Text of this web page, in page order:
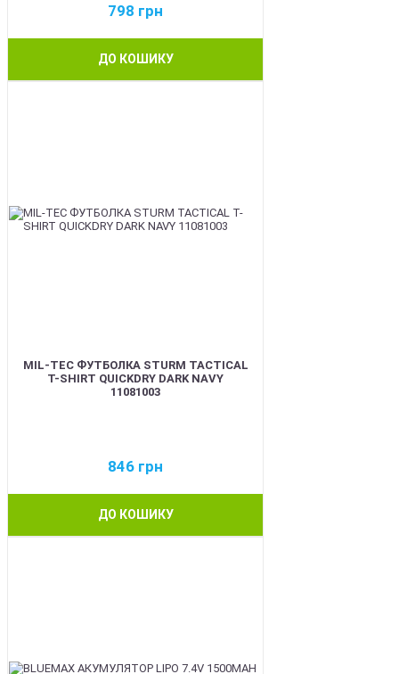
798 грн
ДО КОШИКУ
MIL-TEC ФУТБОЛКА STURM TACTICAL
T-SHIRT QUICKDRY DARK NAVY
11081003
846 грн
ДО КОШИКУ